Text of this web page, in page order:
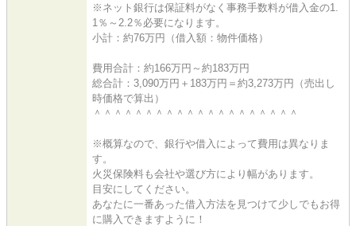
※ネット銀行は保証料がなく事務手数料が借入金の1.
1％～2.2％必要になります。
小計：約76万円（借入額：物件価格）
費用合計：約166万円～約183万円
総合計：3,090万円＋183万円＝約3,273万円（売出し
時価格で算出）
＾＾＾＾＾＾＾＾＾＾＾＾＾＾＾＾＾＾＾＾
※概算なので、銀行や借入によって費用は異なりま
す。
火災保険料も会社や選び方により幅があります。
目安にしてください。
あなたに一番あった借入方法を見つけて少しでもお得
に購入できますように！